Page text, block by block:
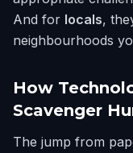
And for locals,
neighbourhoods
How
Scavenger
The jump from